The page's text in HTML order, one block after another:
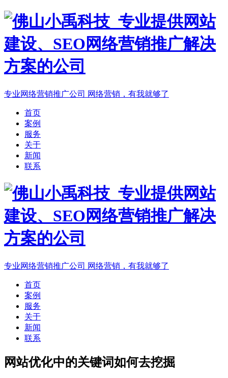
专业网络营销推广公司 网络营销，有我就够了
首页
案例
服务
关于
新闻
联系
专业网络营销推广公司 网络营销，有我就够了
首页
案例
服务
关于
新闻
联系
网站优化中的关键词如何去挖掘